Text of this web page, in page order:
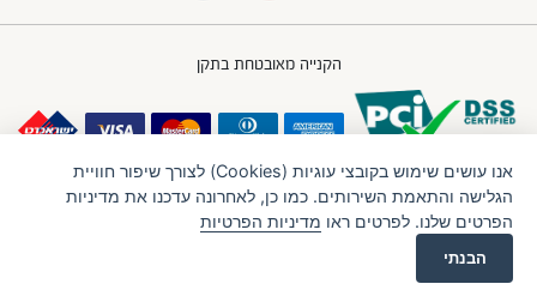
הקנייה מאובטחת בתקן
חברת IBB GROUP (איי.בי.בי. גרופ) בע"מ תנאי שימוש
אנו עושים שימוש בקובצי עוגיות (Cookies) לצורך שיפור חוויית
הגלישה והתאמת השירותים. כמו כן, לאחרונה עדכנו את מדיניות
הפרטים שלנו. לפרטים ראו מדיניות הפרטיות
הבנתי